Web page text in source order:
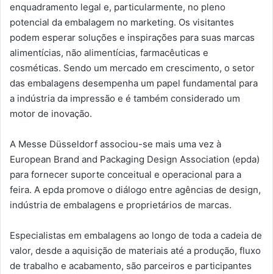
enquadramento legal e, particularmente, no pleno
potencial da embalagem no marketing. Os visitantes
podem esperar soluções e inspirações para suas marcas
alimentícias, não alimentícias, farmacêuticas e
cosméticas. Sendo um mercado em crescimento, o setor
das embalagens desempenha um papel fundamental para
a indústria da impressão e é também considerado um
motor de inovação.
A Messe Düsseldorf associou-se mais uma vez à
European Brand and Packaging Design Association (epda)
para fornecer suporte conceitual e operacional para a
feira. A epda promove o diálogo entre agências de design,
indústria de embalagens e proprietários de marcas.
Especialistas em embalagens ao longo de toda a cadeia de
valor, desde a aquisição de materiais até a produção, fluxo
de trabalho e acabamento, são parceiros e participantes